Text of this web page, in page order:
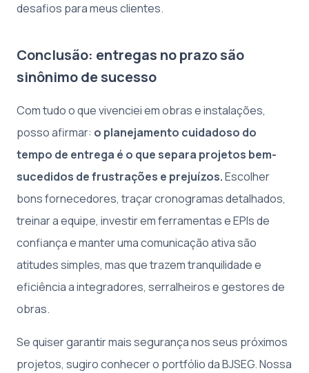
desafios para meus clientes.
Conclusão: entregas no prazo são
sinônimo de sucesso
Com tudo o que vivenciei em obras e instalações,
posso afirmar: o planejamento cuidadoso do
tempo de entrega é o que separa projetos bem-
sucedidos de frustrações e prejuízos.Escolher
bons fornecedores, traçar cronogramas detalhados,
treinar a equipe, investir em ferramentas e EPIs de
confiança e manter uma comunicação ativa são
atitudes simples, mas que trazem tranquilidade e
eficiência a integradores, serralheiros e gestores de
obras.
Se quiser garantir mais segurança nos seus próximos
projetos, sugiro conhecer o portfólio da BJSEG. Nossa